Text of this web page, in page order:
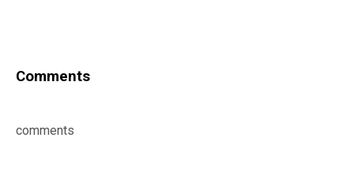
Comments
comments